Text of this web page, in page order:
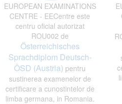
EUROPEAN EXAMINATIONS
CENTRE - EECentre este
centru oficial autorizat
ROU002 de
Österreichisches
Sprachdiplom Deutsch-
ÖSD (Austria) pentru
sustinerea examenelor de
certificare a cunostintelor de
limba germana, in Romania.